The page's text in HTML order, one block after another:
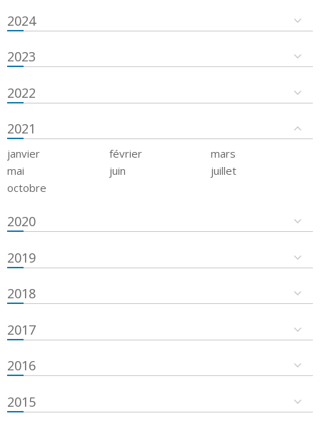
2024
2023
2022
2021
janvier février
mars
mai
juin
juillet
octobre
2020
2019
2018
2017
2016
2015